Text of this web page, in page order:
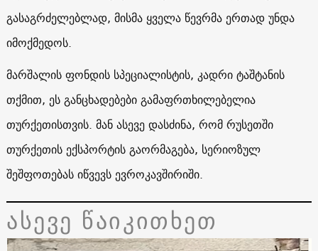
გასაგრძელებლად, მისმა ყველა წევრმა ერთად უნდა
იმოქმედოს.
მარშალის ფონდის სპეციალისტის, კადრი ტაშტანის
თქმით, ეს განცხადებები გამაფრთხილებელია
თურქეთისთვის. მან ასევე დასძინა, რომ რუსეთში
თურქეთის ექსპორტის გაორმაგება, სერიოზულ
შეშფოთებას იწვევს ევროკავშირიში.
ასევე წაიკითხეთ